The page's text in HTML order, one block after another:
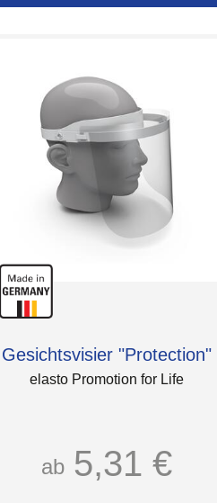
Gesichtsvisier "Protection"
elasto Promotion for Life
ab 5,31 €